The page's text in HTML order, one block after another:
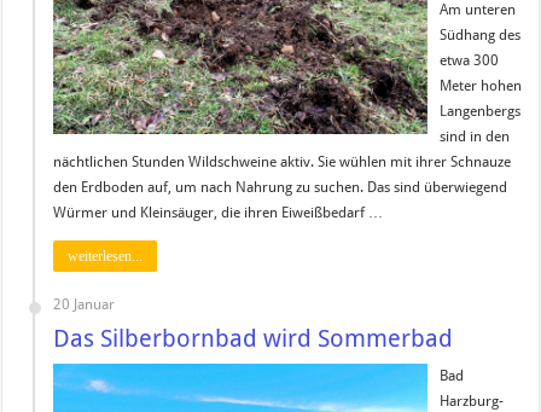
Am unteren
Südhang des
etwa 300
Meter hohen
Langenbergs
sind in den
nächtlichen Stunden Wildschweine aktiv. Sie wühlen mit ihrer Schnauze
den Erdboden auf, um nach Nahrung zu suchen. Das sind überwiegend
Würmer und Kleinsäuger, die ihren Eiweißbedarf …
weiterlesen...
20 Januar
Das Silberbornbad wird Sommerbad
Bad
Harzburg-